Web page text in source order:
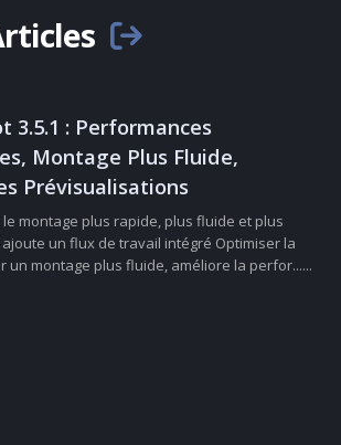
3.5.1 : Performances
Montage Plus Fluide,
Prévisualisations
le montage plus rapide, plus fluide et plus
un flux de travail intégré Optimiser la
un montage plus fluide, améliore la perfor......